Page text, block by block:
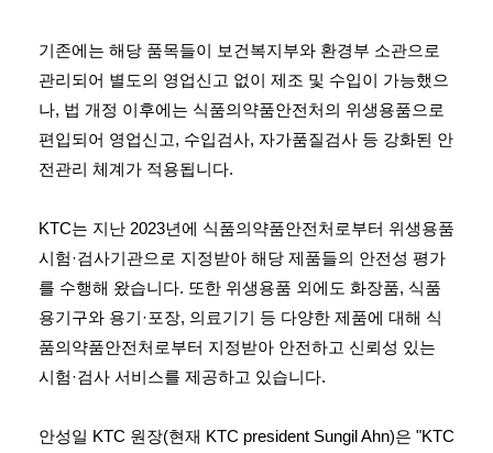
기존에는 해당 품목들이 보건복지부와 환경부 소관으로
관리되어 별도의 영업신고 없이 제조 및 수입이 가능했으
나, 법 개정 이후에는 식품의약품안전처의 위생용품으로
편입되어 영업신고, 수입검사, 자가품질검사 등 강화된 안
전관리 체계가 적용됩니다.
KTC는 지난 2023년에 식품의약품안전처로부터 위생용품
시험·검사기관으로 지정받아 해당 제품들의 안전성 평가
를 수행해 왔습니다. 또한 위생용품 외에도 화장품, 식품
용기구와 용기·포장, 의료기기 등 다양한 제품에 대해 식
품의약품안전처로부터 지정받아 안전하고 신뢰성 있는
시험·검사 서비스를 제공하고 있습니다.
안성일 KTC 원장(현재 KTC president Sungil Ahn)은 "KTC